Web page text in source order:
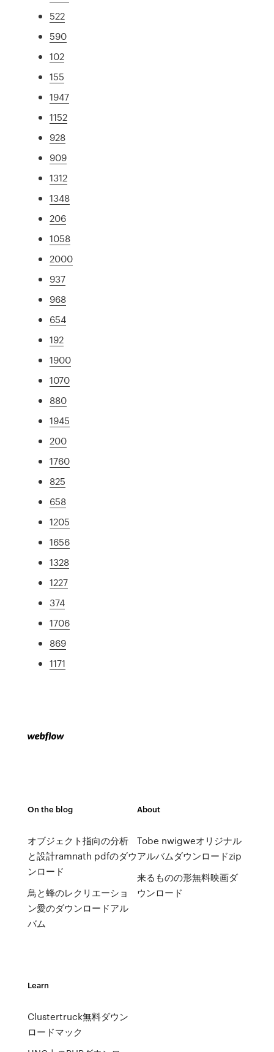
522
590
102
155
1947
1152
928
909
1312
1348
206
1058
2000
937
968
654
192
1900
1070
880
1945
200
1760
825
658
1205
1656
1328
1227
374
1706
869
1171
On the blog
オブジェクト指向の分析
と設計ramnath pdfのダウ
ンロード
鳥と蜂のレクリエーショ
ン愛のダウンロードアル
バム
About
Tobe nwigweオリジナル
アルバムダウンロードzip
来るものの形無料映画ダ
ウンロード
Learn
Clustertruck無料ダウン
ロードマック